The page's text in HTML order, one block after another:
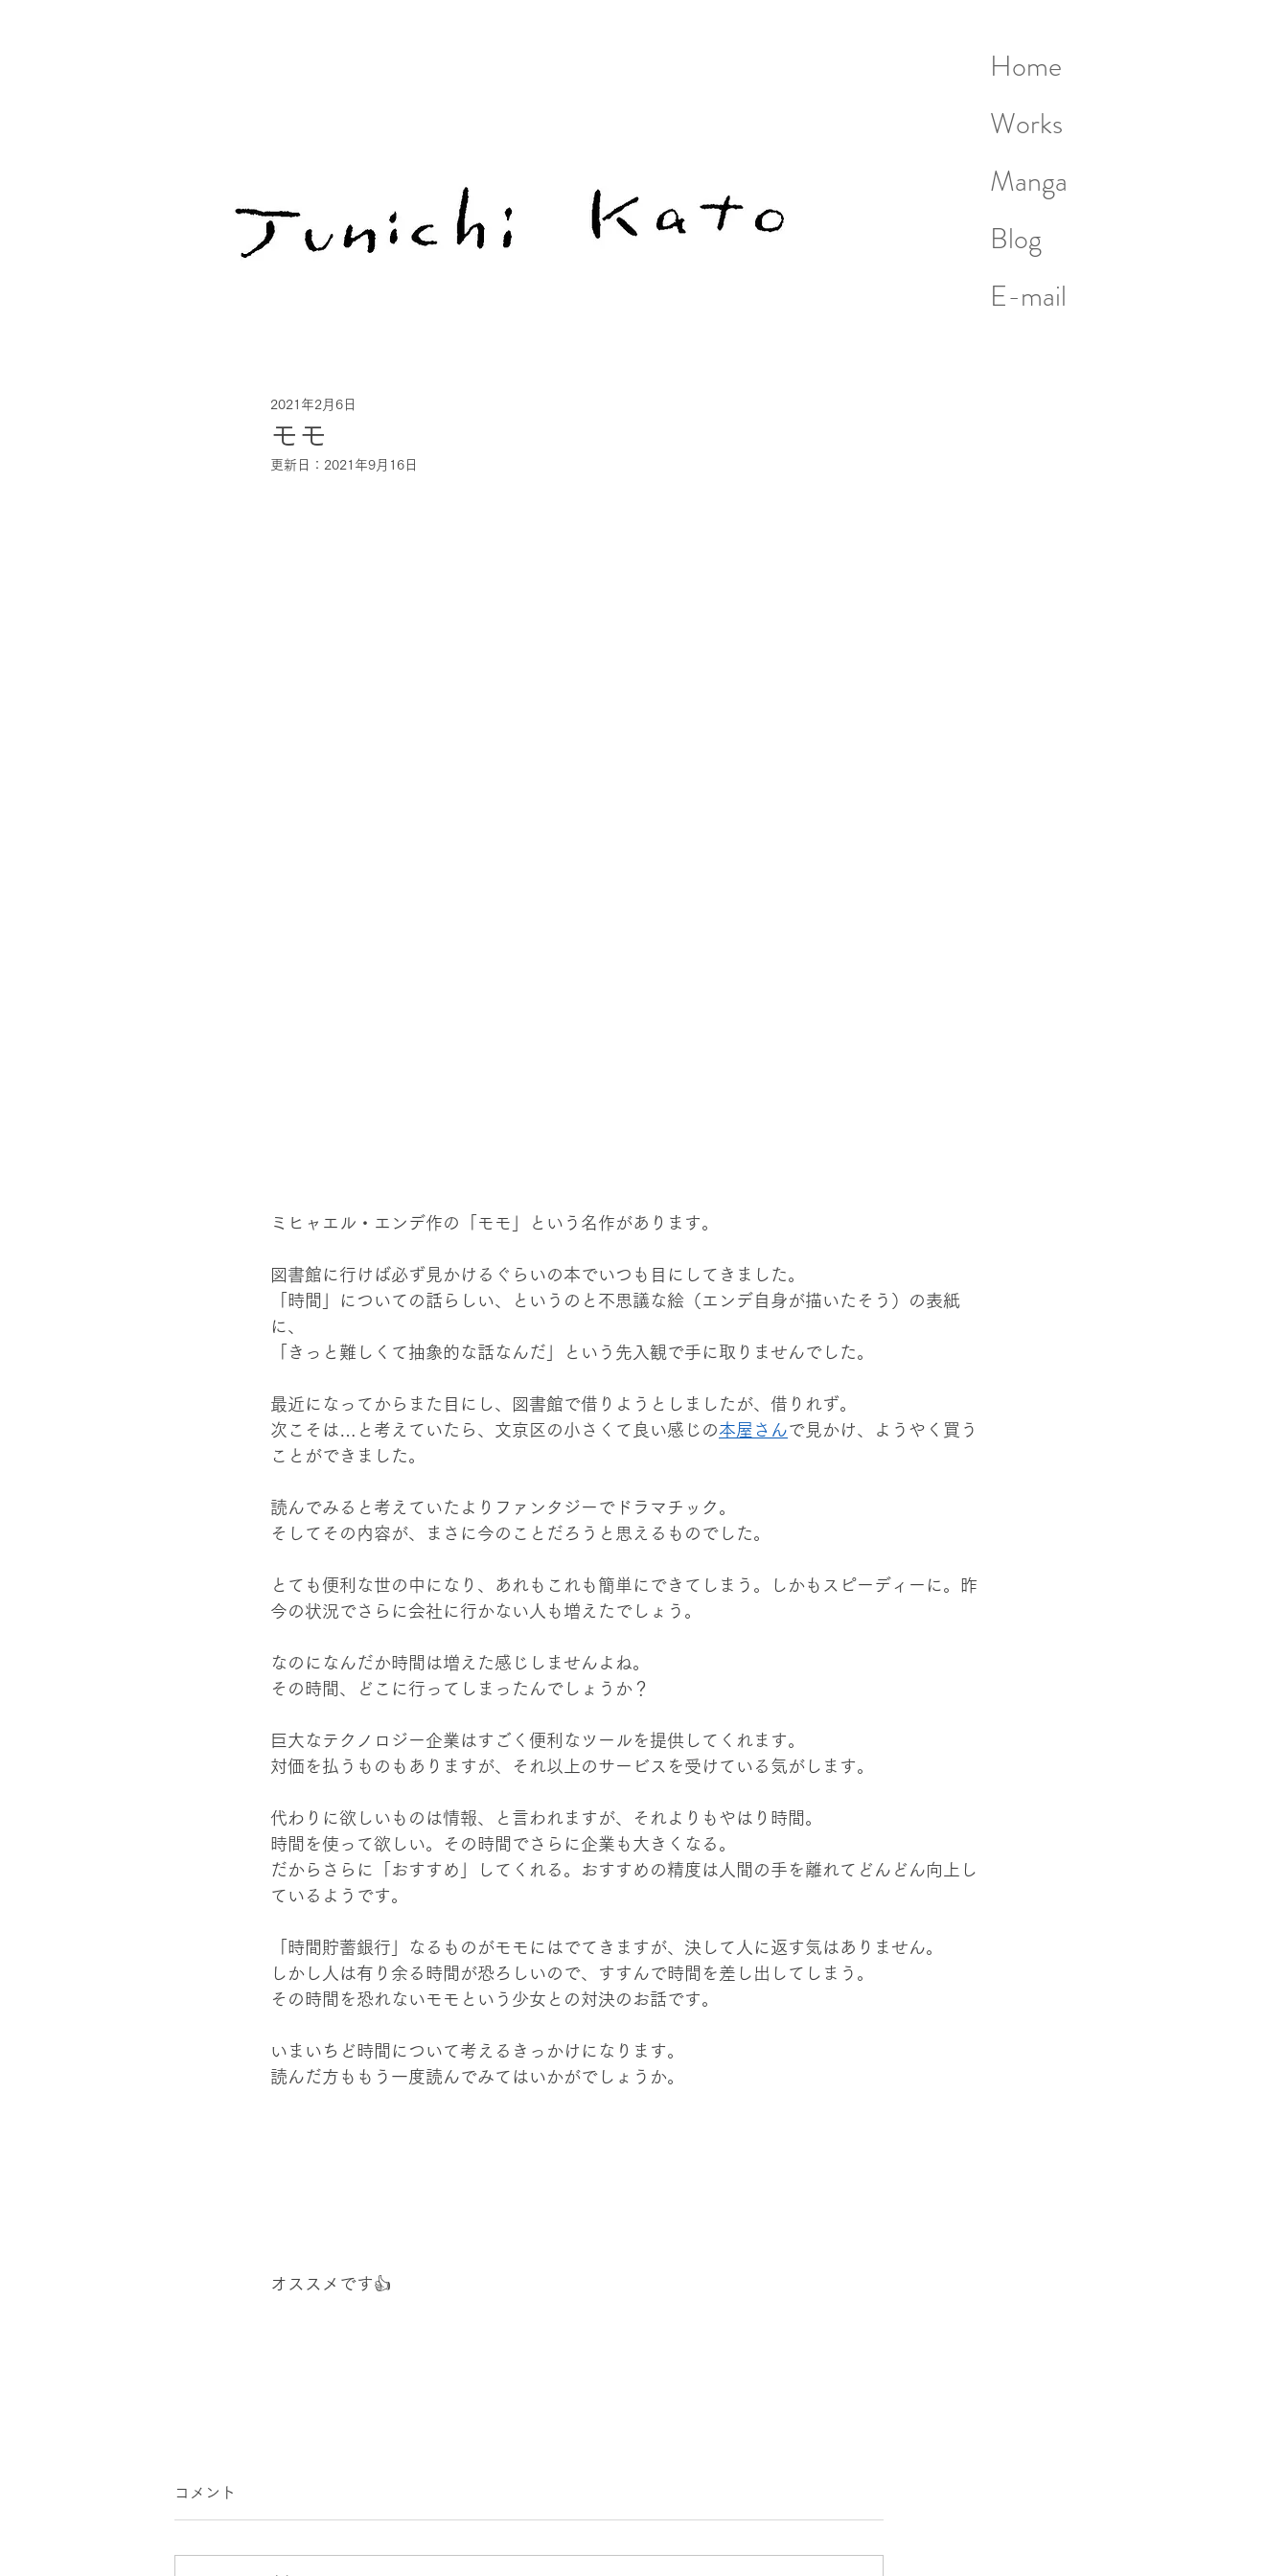
Home
Works
Manga
Blog
E-mail
モモ
2021年2月6日
更新日： 2021年9月16日
ミヒャエル・エンデ作の「モモ」という名作があります。
図書館に行けば必ず見かけるぐらいの本でいつも目にしてきました。
「時間」についての話らしい、というのと不思議な絵（エンデ自身が描いたそう）の表紙
に、
「きっと難しくて抽象的な話なんだ」という先入観で手に取りませんでした。
最近になってからまた目にし、図書館で借りようとしましたが、借りれず。
次こそは…と考えていたら、文京区の小さくて良い感じの本屋さんで見かけ、ようやく買う
ことができました。
読んでみると考えていたよりファンタジーでドラマチック。
そしてその内容が、まさに今のことだろうと思えるものでした。
とても便利な世の中になり、あれもこれも簡単にできてしまう。しかもスピーディーに。昨
今の状況でさらに会社に行かない人も増えたでしょう。
なのになんだか時間は増えた感じしませんよね。
その時間、どこに行ってしまったんでしょうか？
巨大なテクノロジー企業はすごく便利なツールを提供してくれます。
対価を払うものもありますが、それ以上のサービスを受けている気がします。
代わりに欲しいものは情報、と言われますが、それよりもやはり時間。
時間を使って欲しい。その時間でさらに企業も大きくなる。
だからさらに「おすすめ」してくれる。おすすめの精度は人間の手を離れてどんどん向上し
ているようです。
「時間貯蓄銀行」なるものがモモにはでてきますが、決して人に返す気はありません。
しかし人は有り余る時間が恐ろしいので、すすんで時間を差し出してしまう。
その時間を恐れないモモという少女との対決のお話です。
いまいちど時間について考えるきっかけになります。
読んだ方ももう一度読んでみてはいかがでしょうか。
オススメです👍
コメント